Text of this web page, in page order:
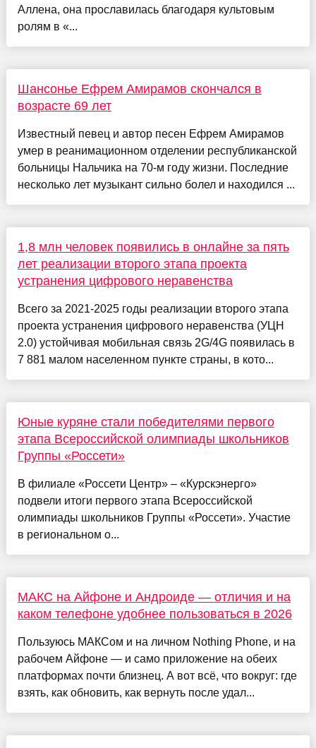
Аллена, она прославилась благодаря культовым
ролям в «...
Шансонье Ефрем Амирамов скончался в
возрасте 69 лет
Известный певец и автор песен Ефрем Амирамов
умер в реанимационном отделении республиканской
больницы Нальчика на 70-м году жизни. Последние
несколько лет музыкант сильно болел и находился ...
1,8 млн человек появились в онлайне за пять
лет реализации второго этапа проекта
устранения цифрового неравенства
Всего за 2021-2025 годы реализации второго этапа
проекта устранения цифрового неравенства (УЦН
2.0) устойчивая мобильная связь 2G/4G появилась в
7 881 малом населенном пункте страны, в кото...
Юные куряне стали победителями первого
этапа Всероссийской олимпиады школьников
Группы «Россети»
В филиале «Россети Центр» – «Курскэнерго»
подвели итоги первого этапа Всероссийской
олимпиады школьников Группы «Россети». Участие
в региональном о...
МАКС на Айфоне и Андроиде — отличия и на
каком телефоне удобнее пользоваться в 2026
Пользуюсь МАКСом и на личном Nothing Phone, и на
рабочем Айфоне — и само приложение на обеих
платформах почти близнец. А вот всё, что вокруг: где
взять, как обновить, как вернуть после удал...